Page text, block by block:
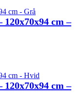
120x70x94 cm –
120x70x94 cm –